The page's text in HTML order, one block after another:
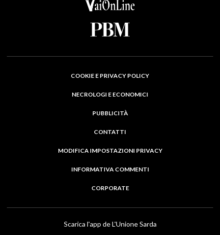
COOKIE E PRIVACY POLICY
NECROLOGI E ECONOMICI
PUBBLICITÀ
CONTATTI
MODIFICA IMPOSTAZIONI PRIVACY
INFORMATIVA COMMENTI
CORPORATE
Scarica l'app de L'Unione Sarda